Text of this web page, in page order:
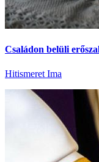
Családon belüli
Hitismeret Ima